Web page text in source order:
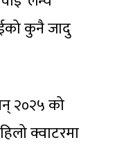
कुनै जादु
२०२५ को
क्वाटरमा